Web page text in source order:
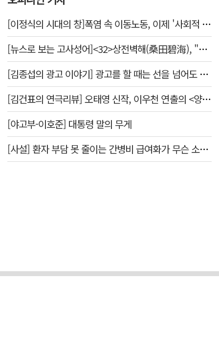
[이정식의 시대의 창]폭염 속 이동노동, 이제 '사회적 위험 관리'로 전환할 때
[뉴스로 보는 고사성어]<32>상전벽해(桑田碧海), "뽕나무밭이 푸른 바다가 되었다."
[김종섭의 광고 이야기] 광고를 할 때는 선을 넘어도 좋습니다.
[김건표의 연극리뷰] 오태영 신작, 이우천 연출의 <양은 양순하다>"국민을 온순한 양으로 길들이는 전체주의적 정치의 알레고리"
[야고부-이호준] 대통령 말의 무게
[사설] 환자 부담 못 줄이는 간병비 급여화가 무슨 소용인가